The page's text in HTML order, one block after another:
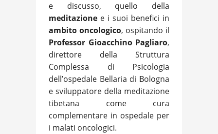
e discusso, quello della
meditazione e i suoi benefici in
ambito oncologico, ospitando il
Professor Gioacchino Pagliaro,
direttore della Struttura
Complessa di Psicologia
dell’ospedale Bellaria di Bologna
e sviluppatore della meditazione
tibetana come cura
complementare in ospedale per
i malati oncologici.